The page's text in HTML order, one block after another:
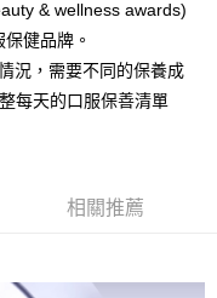
護人之同意方可使用
若發現惡意使用之情形，
度並採取法律行動。
查看運費
& wellness awards)
健品牌。
況，需要不同的保養成
每天的口服保善清單
相關推薦